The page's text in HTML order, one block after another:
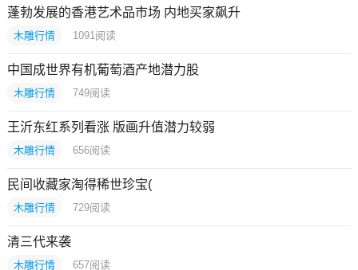
蓬勃发展的香港艺术品市场 内地买家飙升
木雕行情 1091 阅读
中国成世界有机葡萄酒产地潜力股
木雕行情 749阅读
王沂东红系列看涨 版画升值潜力较弱
木雕行情 656阅读
民间收藏家淘得稀世珍宝(
木雕行情 729阅读
清三代来袭
木雕行情 657阅读